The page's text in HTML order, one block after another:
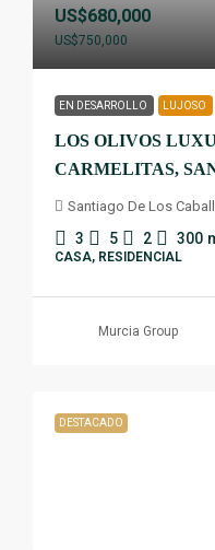
US$680,000
US$750,000
EN DESARROLLO LUJOSO
LOS OLIVOS
CARMELITAS,
Santiago De Los
3 5 2 300
CASA, RESIDENCIAL
Murcia Group
DESTACADO